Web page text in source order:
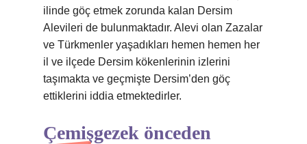
ilinde göç etmek zorunda kalan Dersim
Alevileri de bulunmaktadır. Alevi olan Zazalar
ve Türkmenler yaşadıkları hemen hemen her
il ve ilçede Dersim kökenlerinin izlerini
taşımakta ve geçmişte Dersim’den göç
ettiklerini iddia etmektedirler.
Çemişgezek önceden